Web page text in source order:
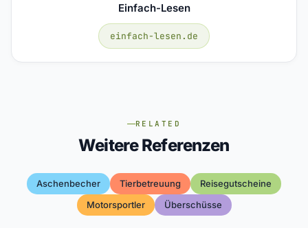
Einfach-Lesen
einfach-lesen.de
RELATED
Weitere Referenzen
Aschenbecher Tierbetreuung
Reisegutscheine
Motorsportler
Überschüsse